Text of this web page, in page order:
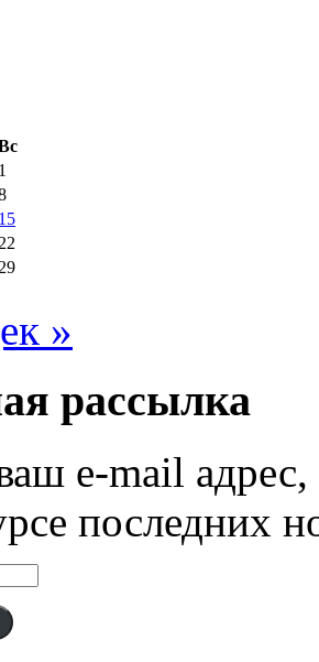
1
15
22
29
»
рассылка
e-mail
последних